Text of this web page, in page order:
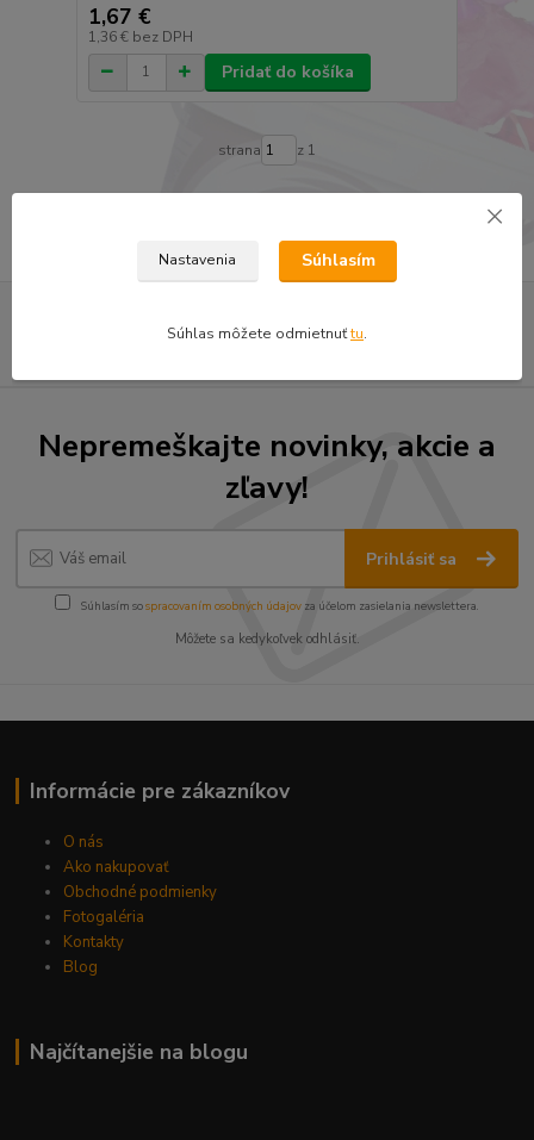
1,67 €
1,36 € bez DPH
Pridať do košíka
strana z 1
Nepremeškajte novinky, akcie a
zľavy!
Prihlásiť sa
Súhlasím sospracovaním osobných údajov za účelom zasielania newslettera.
Môžete sa kedykoľvek odhlásiť.
Informácie pre zákazníkov
O nás
Ako nakupovať
Obchodné podmienky
Fotogaléria
Kontakty
Blog
Najčítanejšie na blogu
Nastavenia Súhlasím
Súhlas môžete odmietnuťtu.